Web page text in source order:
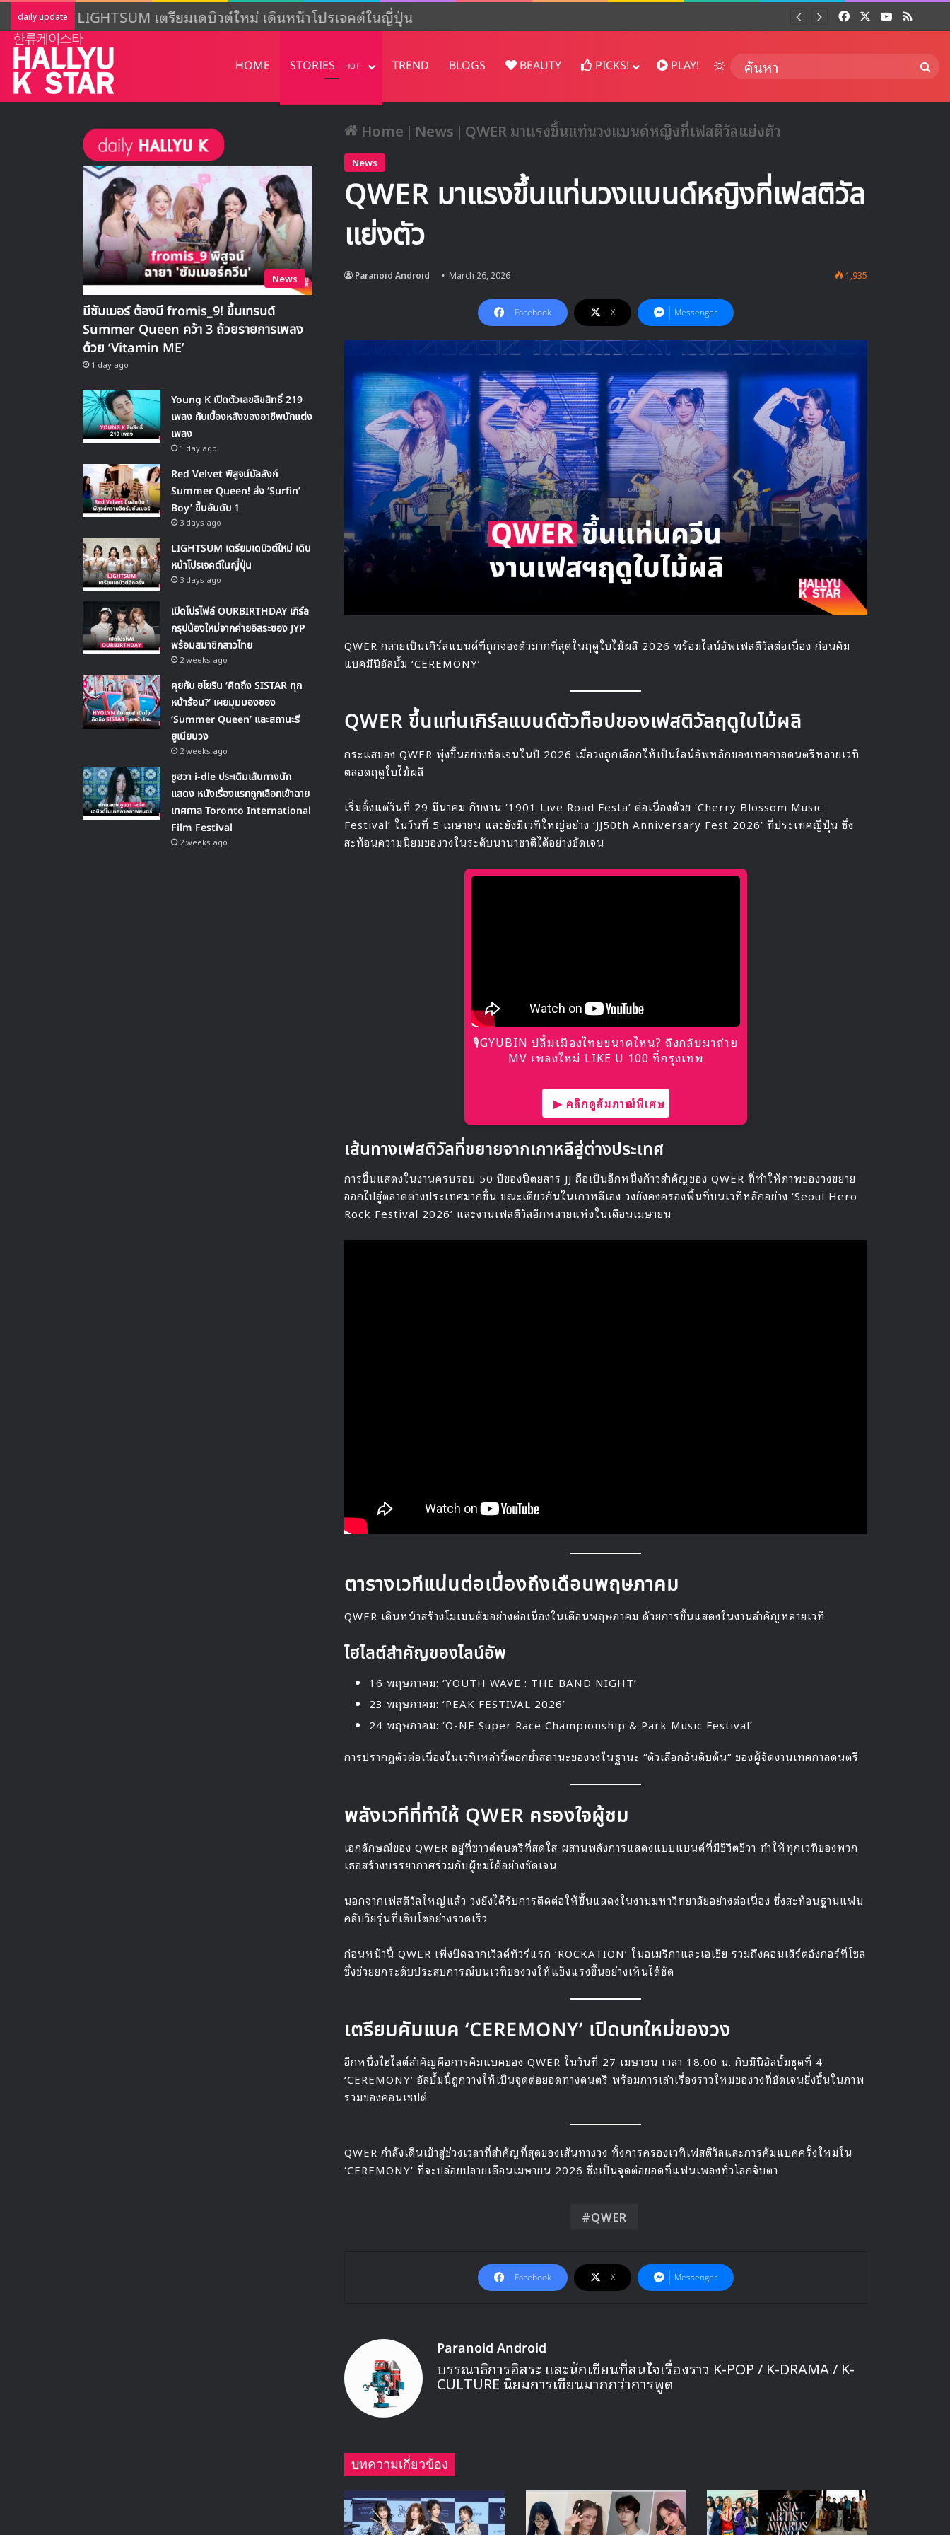
daily update LIGHTSUM เตรียมเดบิวต์ใหม่ เดินหน้าโปรเจคต์ในญี่ปุ่น FacebookYouTube
RSS
HOME STORIES HOT TREND BLOGS BEAUTY PICKS! PLAY! Switch skin
Home | News | QWER มาแรงขึ้นแท่นวงแบนด์หญิงที่เฟสติวัลแย่งตัว
News
QWER มาแรงขึ้นแท่นวงแบนด์หญิงที่เฟสติวัล
แย่งตัว
Paranoid Android March 26, 2026 1,935
Facebook X Messenger
QWER กลายเป็นเกิร์ลแบนด์ที่ถูกจองตัวมากที่สุดในฤดูใบไม้ผลิ 2026 พร้อมไลน์อัพเฟสติวัลต่อเนื่อง ก่อนคัม
แบคมินิอัลบั้ม ‘CEREMONY’
QWER ขึ้นแท่นเกิร์ลแบนด์ตัวท็อปของเฟสติวัลฤดูใบไม้ผลิ
กระแสของ QWER พุ่งขึ้นอย่างชัดเจนในปี 2026 เมื่อวงถูกเลือกให้เป็นไลน์อัพหลักของเทศกาลดนตรีหลายเวที
ตลอดฤดูใบไม้ผลิ
เริ่มตั้งแต่วันที่ 29 มีนาคม กับงาน ‘1901 Live Road Festa’ ต่อเนื่องด้วย ‘Cherry Blossom Music
Festival’ ในวันที่ 5 เมษายน และยังมีเวทีใหญ่อย่าง ‘JJ50th Anniversary Fest 2026’ ที่ประเทศญี่ปุ่น ซึ่ง
สะท้อนความนิยมของวงในระดับนานาชาติได้อย่างชัดเจน
🎙GYUBIN ปลื้มเมืองไทยขนาดไหน? ถึงกลับมาถ่าย
MV เพลงใหม่ LIKE U 100 ที่กรุงเทพ
▶ คลิกดูสัมภาษณ์พิเศษ
เส้นทางเฟสติวัลที่ขยายจากเกาหลีสู่ต่างประเทศ
การขึ้นแสดงในงานครบรอบ 50 ปีของนิตยสาร JJ ถือเป็นอีกหนึ่งก้าวสำคัญของ QWER ที่ทำให้ภาพของวงขยาย
ออกไปสู่ตลาดต่างประเทศมากขึ้น ขณะเดียวกันในเกาหลีเอง วงยังคงครองพื้นที่บนเวทีหลักอย่าง ‘Seoul Hero
Rock Festival 2026’ และงานเฟสติวัลอีกหลายแห่งในเดือนเมษายน
ตารางเวทีแน่นต่อเนื่องถึงเดือนพฤษภาคม
QWER เดินหน้าสร้างโมเมนตัมอย่างต่อเนื่องในเดือนพฤษภาคม ด้วยการขึ้นแสดงในงานสำคัญหลายเวที
ไฮไลต์สำคัญของไลน์อัพ
16 พฤษภาคม: ‘YOUTH WAVE : THE BAND NIGHT’
23 พฤษภาคม: ‘PEAK FESTIVAL 2026’
24 พฤษภาคม: ‘O-NE Super Race Championship & Park Music Festival’
การปรากฏตัวต่อเนื่องในเวทีเหล่านี้ตอกย้ำสถานะของวงในฐานะ “ตัวเลือกอันดับต้น” ของผู้จัดงานเทศกาลดนตรี
พลังเวทีที่ทำให้ QWER ครองใจผู้ชม
เอกลักษณ์ของ QWER อยู่ที่ซาวด์ดนตรีที่สดใส ผสานพลังการแสดงแบบแบนด์ที่มีชีวิตชีวา ทำให้ทุกเวทีของพวก
เธอสร้างบรรยากาศร่วมกับผู้ชมได้อย่างชัดเจน
นอกจากเฟสติวัลใหญ่แล้ว วงยังได้รับการติดต่อให้ขึ้นแสดงในงานมหาวิทยาลัยอย่างต่อเนื่อง ซึ่งสะท้อนฐานแฟน
คลับวัยรุ่นที่เติบโตอย่างรวดเร็ว
ก่อนหน้านี้ QWER เพิ่งปิดฉากเวิลด์ทัวร์แรก ‘ROCKATION’ ในอเมริกาและเอเชีย รวมถึงคอนเสิร์ตอังกอร์ที่โซล
ซึ่งช่วยยกระดับประสบการณ์บนเวทีของวงให้แข็งแรงขึ้นอย่างเห็นได้ชัด
เตรียมคัมแบค ‘CEREMONY’ เปิดบทใหม่ของวง
อีกหนึ่งไฮไลต์สำคัญคือการคัมแบคของ QWER ในวันที่ 27 เมษายน เวลา 18.00 น. กับมินิอัลบั้มชุดที่ 4
‘CEREMONY’ อัลบั้มนี้ถูกวางให้เป็นจุดต่อยอดทางดนตรี พร้อมการเล่าเรื่องราวใหม่ของวงที่ชัดเจนยิ่งขึ้นในภาพ
รวมของคอนเซปต์
QWER กำลังเดินเข้าสู่ช่วงเวลาที่สำคัญที่สุดของเส้นทางวง ทั้งการครองเวทีเฟสติวัลและการคัมแบคครั้งใหม่ใน
‘CEREMONY’ ที่จะปล่อยปลายเดือนเมษายน 2026 ซึ่งเป็นจุดต่อยอดที่แฟนเพลงทั่วโลกจับตา
QWER
Facebook X Messenger
Paranoid Android
บรรณาธิการอิสระ และนักเขียนที่สนใจเรื่องราว K-POP / K-DRAMA / K-
CULTURE นิยมการเขียนมากกว่าการพูด
บทความเกี่ยวข้อง
News
มีซัมเมอร์ ต้องมี fromis_9! ขึ้นเทรนด์
Summer Queen คว้า 3 ถ้วยรายการเพลง
ด้วย ‘Vitamin ME’
1 day ago
Young K เปิดตัวเลขลิขสิทธิ์ 219
เพลง กับเบื้องหลังของอาชีพนักแต่ง
เพลง
1 day ago
Red Velvet พิสูจน์บัลลังก์
Summer Queen! ส่ง ‘Surfin’
Boy’ ขึ้นอันดับ 1
3 days ago
LIGHTSUM เตรียมเดบิวต์ใหม่ เดิน
หน้าโปรเจคต์ในญี่ปุ่น
3 days ago
เปิดโปรไฟล์ OURBIRTHDAY เกิร์ล
กรุปน้องใหม่จากค่ายอิสระของ JYP
พร้อมสมาชิกสาวไทย
2 weeks ago
คุยกับ ฮโยริน ‘คิดถึง SISTAR ทุก
หน้าร้อน?’ เผยมุมมองของ
‘Summer Queen’ และสถานะรี
ยูเนียนวง
2 weeks ago
ชูฮวา i-dle ประเดิมเส้นทางนัก
แสดง หนังเรื่องแรกถูกเลือกเข้าฉาย
เทศกาล Toronto International
Film Festival
2 weeks ago